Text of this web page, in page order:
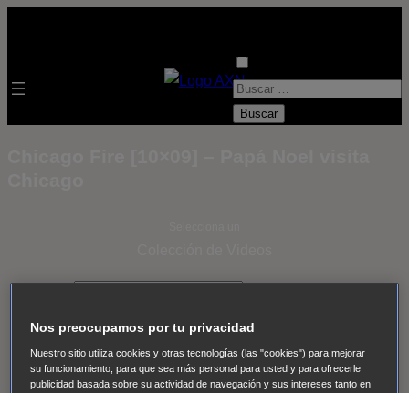
B
- ver todos - Padres
Despedida Salvaje
Despedida Salvaje
Thomas, el ojo del FBI Pan Am Dawson crece
Insomnia El Guardián The Blacklist Cinco en familia
Nos preocupamos por tu privacidad
Nuestro sitio utiliza cookies y otras tecnologías (las "cookies") para mejorar
su funcionamiento, para que sea más personal para usted y para ofrecerle
publicidad basada sobre su actividad de navegación y sus intereses tanto en